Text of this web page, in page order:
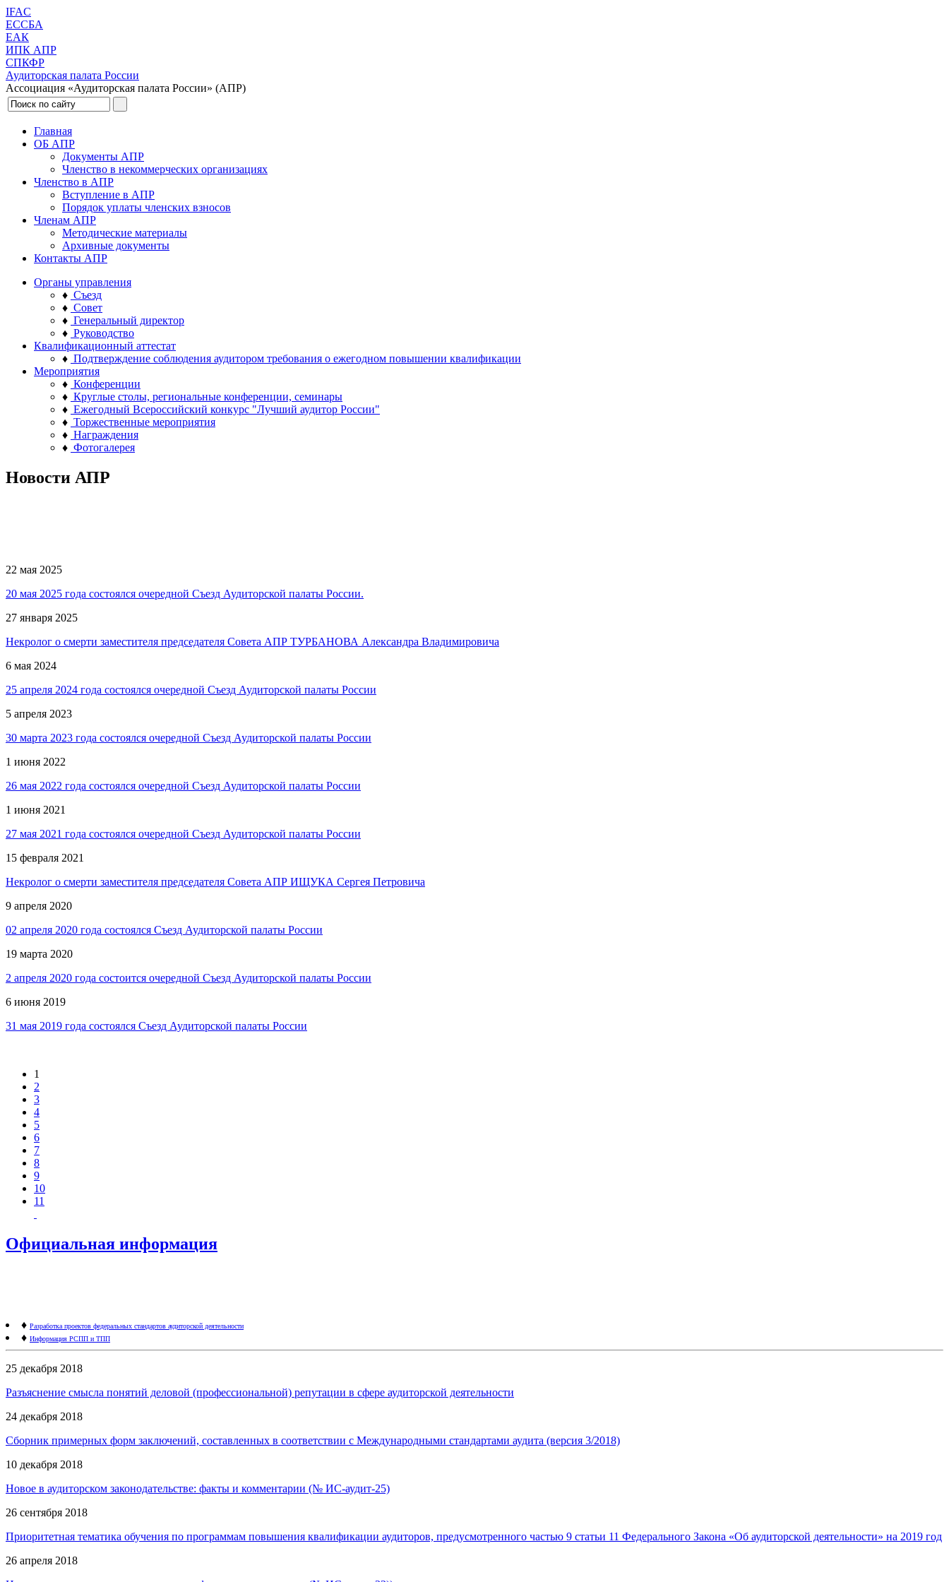
IFAC
ЕССБА
ЕАК
ИПК АПР
СПКФР
Аудиторская палата России
Ассоциация «Аудиторская палата России» (АПР)
Главная
ОБ АПР
Документы АПР
Членство в некоммерческих организациях
Членство в АПР
Вступление в АПР
Порядок уплаты членских взносов
Членам АПР
Методические материалы
Архивные документы
Контакты АПР
Органы управления
♦ Съезд
♦ Совет
♦ Генеральный директор
♦ Руководство
Квалификационный аттестат
♦ Подтверждение соблюдения аудитором требования о ежегодном повышении квалификации
Мероприятия
♦ Конференции
♦ Круглые столы, региональные конференции, семинары
♦ Ежегодный Всероссийский конкурс "Лучший аудитор России"
♦ Торжественные мероприятия
♦ Награждения
♦ Фотогалерея
Новости АПР
22 мая 2025
20 мая 2025 года состоялся очередной Съезд Аудиторской палаты России.
27 января 2025
Некролог о смерти заместителя председателя Совета АПР ТУРБАНОВА Александра Владимировича
6 мая 2024
25 апреля 2024 года состоялся очередной Съезд Аудиторской палаты России
5 апреля 2023
30 марта 2023 года состоялся очередной Съезд Аудиторской палаты России
1 июня 2022
26 мая 2022 года состоялся очередной Съезд Аудиторской палаты России
1 июня 2021
27 мая 2021 года состоялся очередной Съезд Аудиторской палаты России
15 февраля 2021
Некролог о смерти заместителя председателя Совета АПР ИЩУКА Сергея Петровича
9 апреля 2020
02 апреля 2020 года состоялся Съезд Аудиторской палаты России
19 марта 2020
2 апреля 2020 года состоится очередной Съезд Аудиторской палаты России
6 июня 2019
31 мая 2019 года состоялся Съезд Аудиторской палаты России
1
2
3
4
5
6
7
8
9
10
11
Официальная информация
♦ Разработка проектов федеральных стандартов аудиторской деятельности
♦ Информация РСПП и ТПП
25 декабря 2018
Разъяснение смысла понятий деловой (профессиональной) репутации в сфере аудиторской деятельности
24 декабря 2018
Сборник примерных форм заключений, составленных в соответствии с Международными стандартами аудита (версия 3/2018)
10 декабря 2018
Новое в аудиторском законодательстве: факты и комментарии (№ ИС-аудит-25)
26 сентября 2018
Приоритетная тематика обучения по программам повышения квалификации аудиторов, предусмотренного частью 9 статьи 11 Федерального Закона «Об аудиторской деятельности» на 2019 год
26 апреля 2018